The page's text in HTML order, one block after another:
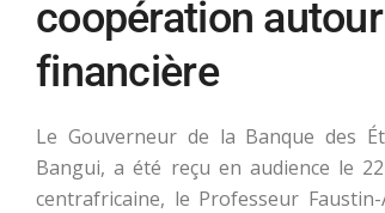
coopération
financière
Le Gouverneur de la Banque des
Bangui, a été reçu en audience le
centrafricaine, le Professeur